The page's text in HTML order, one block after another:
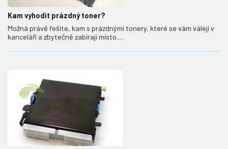
Kam vyhodit prázdný toner?
Možná právě řešíte, kam s prázdnými tonery, které se vám válejí v
kanceláří a zbytečně zabírají místo.…